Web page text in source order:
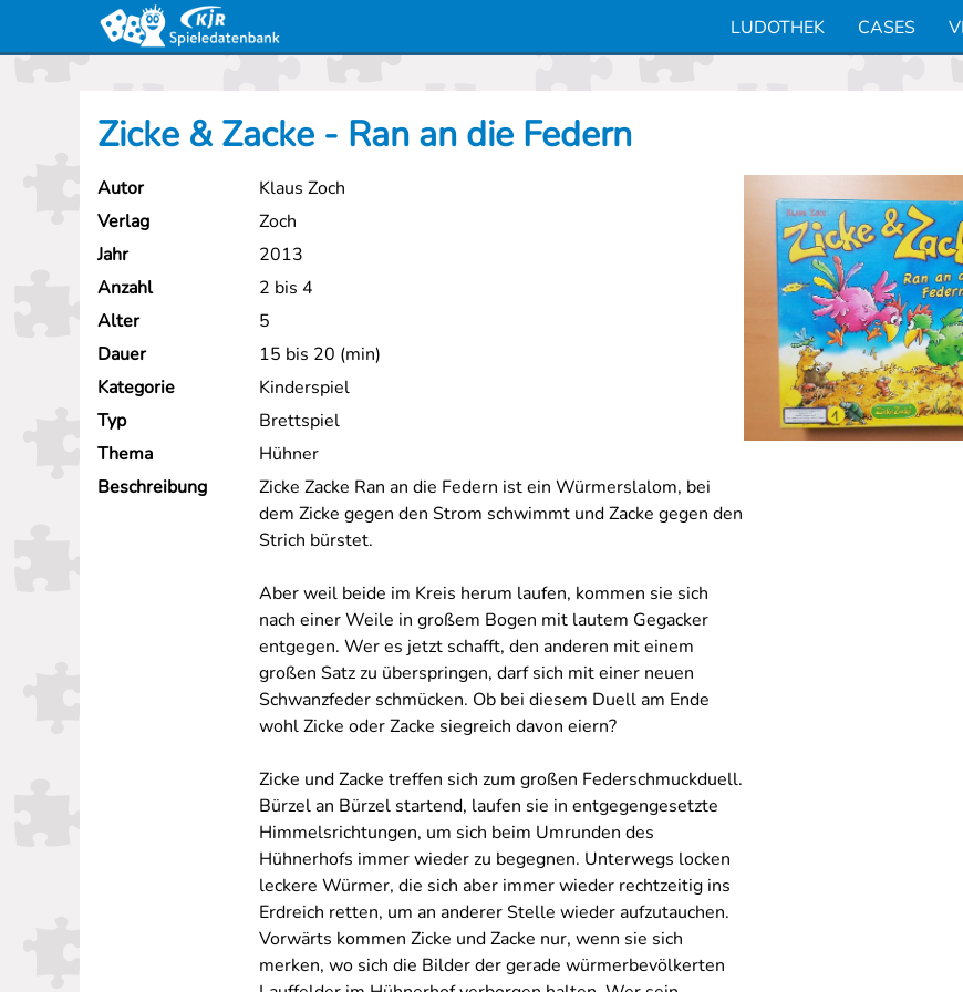
LUDOTHEK CASES
Zicke & Zacke - Ran an die Federn
Autor
Klaus Zoch
Verlag
Zoch
Jahr
2013
Anzahl
2 bis 4
Alter
5
Dauer
15 bis 20 (min)
Kategorie
Kinderspiel
Typ
Brettspiel
Thema
Hühner
Beschreibung
Zicke Zacke Ran an die Federn ist ein Würmerslalom, bei
dem Zicke gegen den Strom schwimmt und Zacke gegen den
Strich bürstet.
Aber weil beide im Kreis herum laufen, kommen sie sich
nach einer Weile in großem Bogen mit lautem Gegacker
entgegen. Wer es jetzt schafft, den anderen mit einem
großen Satz zu überspringen, darf sich mit einer neuen
Schwanzfeder schmücken. Ob bei diesem Duell am Ende
wohl Zicke oder Zacke siegreich davon eiern?
Zicke und Zacke treffen sich zum großen Federschmuckduell.
Bürzel an Bürzel startend, laufen sie in entgegengesetzte
Himmelsrichtungen, um sich beim Umrunden des
Hühnerhofs immer wieder zu begegnen. Unterwegs locken
leckere Würmer, die sich aber immer wieder rechtzeitig ins
Erdreich retten, um an anderer Stelle wieder aufzutauchen.
Vorwärts kommen Zicke und Zacke nur, wenn sie sich
merken, wo sich die Bilder der gerade würmerbevölkerten